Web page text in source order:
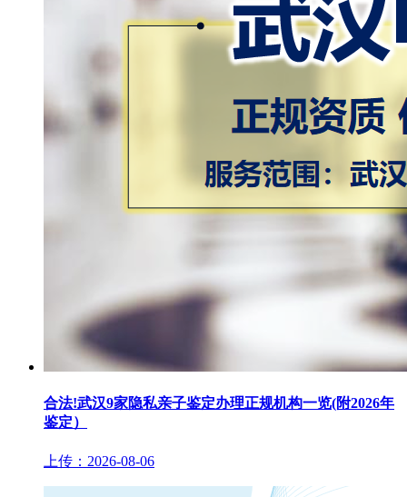
合法!武汉9家隐私亲子鉴定办理正规机构一览(附2026年
鉴定）
上传：2026-08-06